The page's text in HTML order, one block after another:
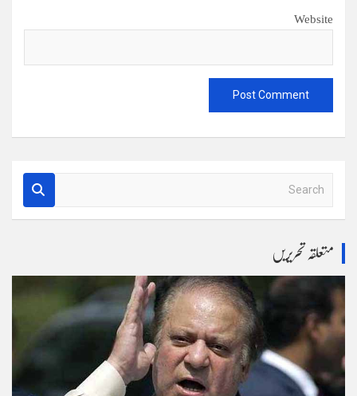
Website
a
متعلقہ تحریریں